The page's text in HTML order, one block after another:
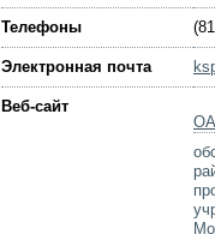
Телефоны
Электронная почта
Веб-сайт